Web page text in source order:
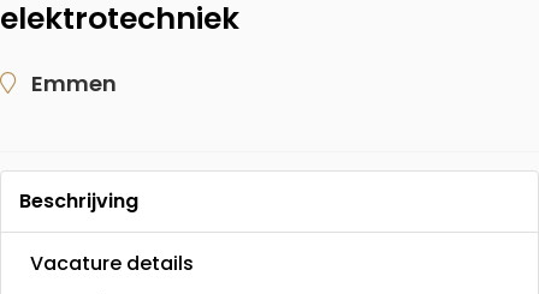
elektrotechniek
Emmen
Beschrijving
Vacature details